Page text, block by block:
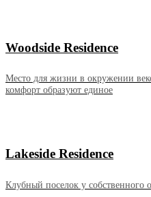
Woodside Residence
Место для жизни в окружении
комфорт образуют единое
Lakeside Residence
Клубный поселок у собственного